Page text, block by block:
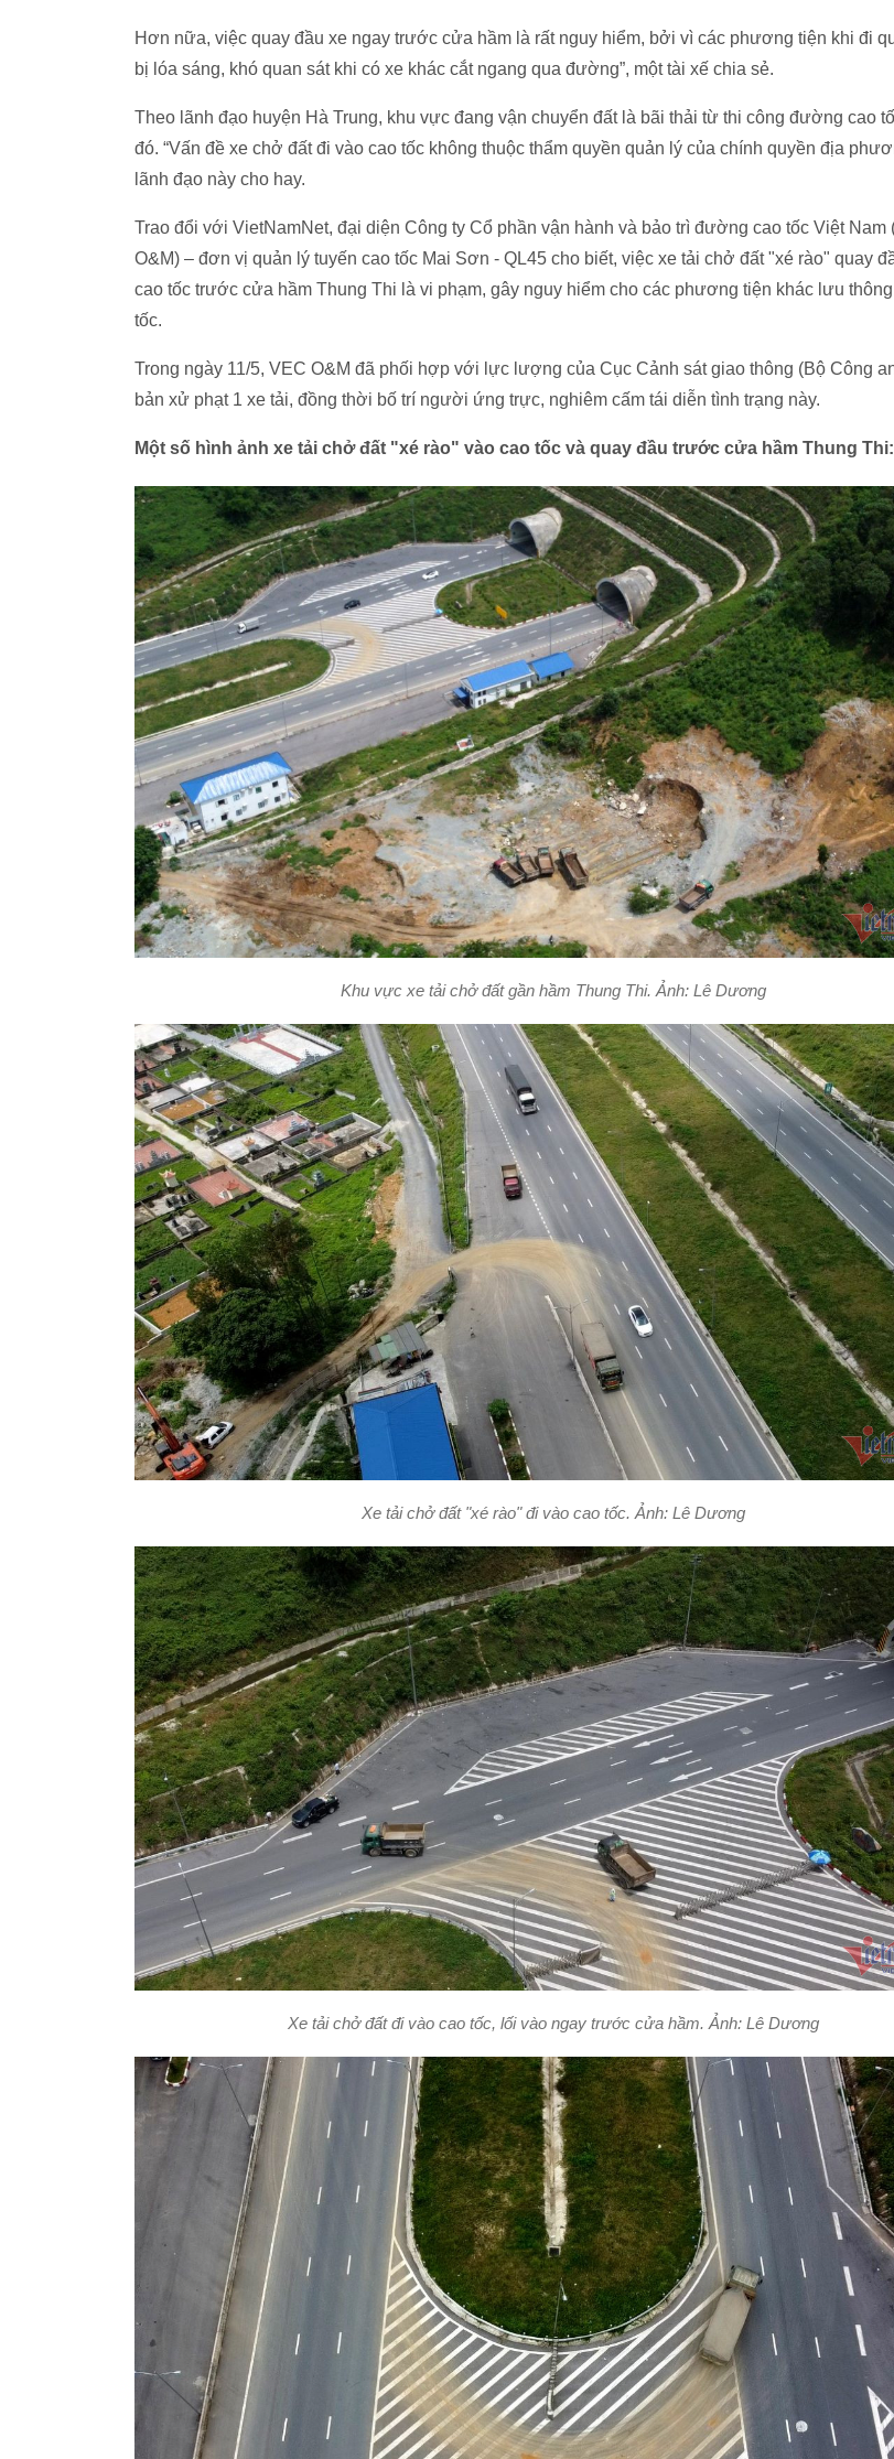
Hơn nữa, việc quay đầu xe ngay trước cửa hầm là rất nguy hiểm, bởi vì các phương tiện khi đi
bị lóa sáng, khó quan sát khi có xe khác cắt ngang qua đường”, một tài xế chia sẻ.
Theo lãnh đạo huyện Hà Trung, khu vực đang vận chuyển đất là bãi thải từ thi công đường cao
đó. “Vấn đề xe chở đất đi vào cao tốc không thuộc thẩm quyền quản lý của chính quyền địa
lãnh đạo này cho hay.
Trao đổi với VietNamNet, đại diện Công ty Cổ phần vận hành và bảo trì đường cao tốc Việt Nam
O&M) – đơn vị quản lý tuyến cao tốc Mai Sơn - QL45 cho biết, việc xe tải chở đất "xé rào" quay
cao tốc trước cửa hầm Thung Thi là vi phạm, gây nguy hiểm cho các phương tiện khác lưu
tốc.
Trong ngày 11/5, VEC O&M đã phối hợp với lực lượng của Cục Cảnh sát giao thông (Bộ Công
bản xử phạt 1 xe tải, đồng thời bố trí người ứng trực, nghiêm cấm tái diễn tình trạng này.
Một số hình ảnh xe tải chở đất "xé rào" vào cao tốc và quay đầu trước cửa hầm Thung Thi:
Khu vực xe tải chở đất gần hầm Thung Thi. Ảnh: Lê Dương
Xe tải chở đất "xé rào" đi vào cao tốc. Ảnh: Lê Dương
Xe tải chở đất đi vào cao tốc, lối vào ngay trước cửa hầm. Ảnh: Lê Dương